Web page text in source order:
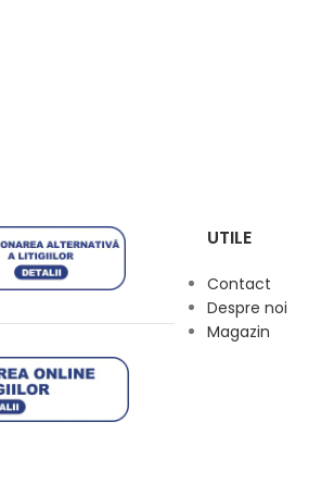
UTILE
Contact
Despre noi
Magazin